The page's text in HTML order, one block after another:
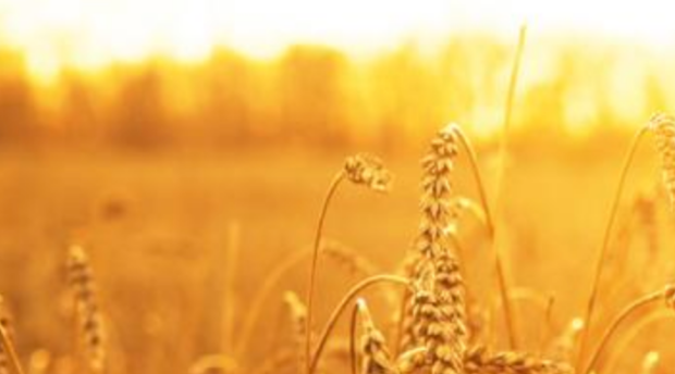
Appuyez sur Entrée pour